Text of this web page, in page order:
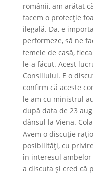
românii, am arătat
facem o protecție
ilegală. Da, e
performeze, să ne
temele de casă,
le-a făcut. Acest
Consiliului. E o
confirm că aceste
le am cu ministrul
după data de 23
dânsul la Viena.
Avem o discuție
posibilități, cu
în interesul ambelor
a discuta și cred că